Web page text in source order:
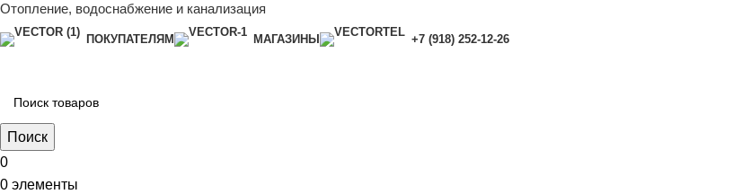
Отопление, водоснабжение и канализация
ПОКУПАТЕЛЯМ МАГАЗИНЫ +7 (918) 252-12-26
Поиск
0
0 элементы